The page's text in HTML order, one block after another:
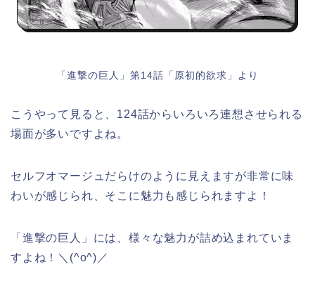
「進撃の巨人」第14話「原初的欲求」より
こうやって見ると、124話からいろいろ連想させられる
場面が多いですよね。
セルフオマージュだらけのように見えますが非常に味
わいが感じられ、そこに魅力も感じられますよ！
「進撃の巨人」には、様々な魅力が詰め込まれていま
すよね！＼(^o^)／